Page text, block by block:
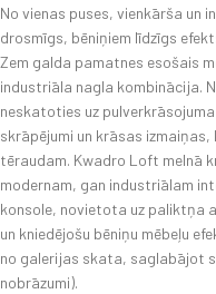
No vienas puses, vienkārša un
drosmīgs, bēniņiem līdzīgs
Zem galda pamatnes esošais
industriāla nagla kombinācija.
neskatoties uz
skrāpējumi un krāsas
tēraudam. Kwadro Loft melnā
modernam, gan industriālam
konsole, novietota uz paliktņa
un kniedējošu bēniņu mēbeļu
no galerijas skata, saglabājot
nobrāzumi).